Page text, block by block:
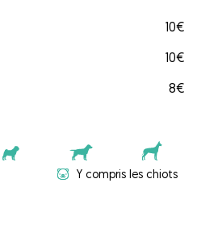
10€
10€
8€
Y compris les chiots